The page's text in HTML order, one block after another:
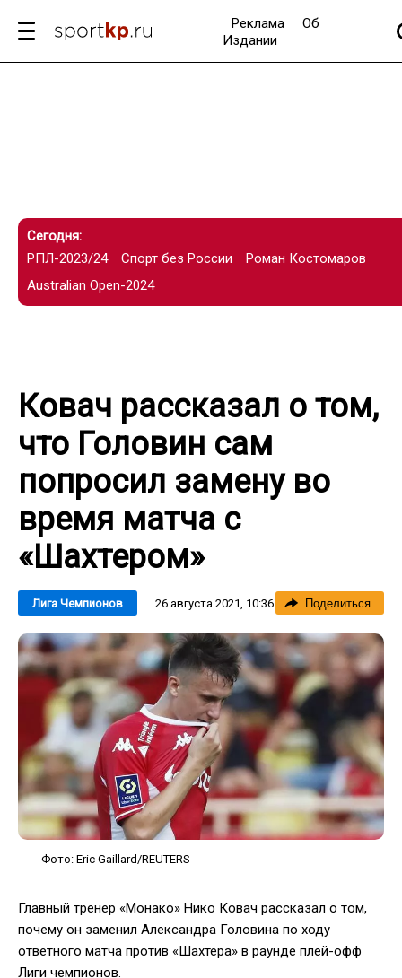
Реклама
Об
Издании
Сегодня:
РПЛ-2023/24
Спорт без России
Роман Костомаров
Australian Open-2024
Ковач рассказал о том,
что Головин сам
попросил замену во
время матча с
«Шахтером»
Лига Чемпионов 26 августа 2021, 10:36 Поделиться
Фото: Eric Gaillard/REUTERS
Главный тренер «Монако» Нико Ковач рассказал о том,
почему он заменил Александра Головина по ходу
ответного матча против «Шахтера» в раунде плей-офф
Лиги чемпионов.